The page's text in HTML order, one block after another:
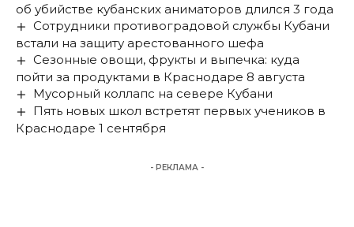
об убийстве кубанских аниматоров длился 3 года
Сотрудники противоградовой службы Кубани
встали на защиту арестованного шефа
Сезонные овощи, фрукты и выпечка: куда
пойти за продуктами в Краснодаре 8 августа
Мусорный коллапс на севере Кубани
Пять новых школ встретят первых учеников в
Краснодаре 1 сентября
- РЕКЛАМА -